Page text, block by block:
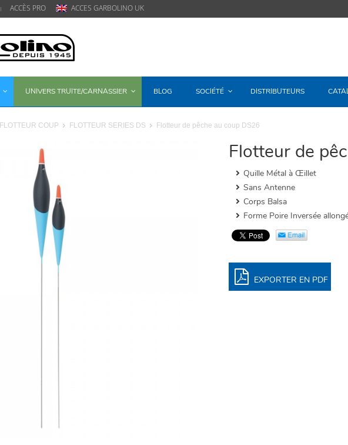
ACCÈS PRO ACCES GARBOLINO UK
UNIVERS TRUITE/CARNASSIER BLOG SOCIÉTÉ DISTRIBUTEURS
FLOTTEUR COUP FLOTTEUR SERIES DS Flotteur de pêche au coup DS26
Flotteur de
Quille Métal à Œillet
Sans Antenne
Corps Balsa
Forme Poire Inversée
EXPORTER EN PDF